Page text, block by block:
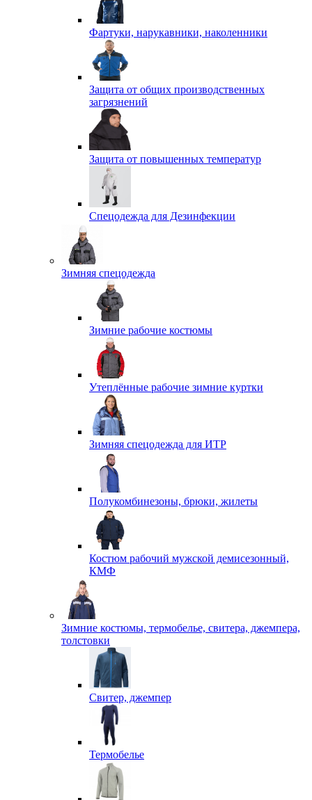
Фартуки, нарукавники, наколенники
Защита от общих производственных
загрязнений
Защита от повышенных температур
Спецодежда для Дезинфекции
Зимняя спецодежда
Зимние рабочие костюмы
Утеплённые рабочие зимние куртки
Зимняя спецодежда для ИТР
Полукомбинезоны, брюки, жилеты
Костюм рабочий мужской демисезонный,
КМФ
Зимние костюмы, термобелье, свитера, джемпера,
толстовки
Свитер, джемпер
Термобелье